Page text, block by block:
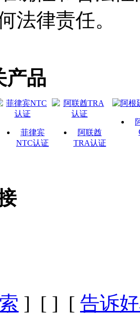
法律责任。
产品
菲律宾
NTC认证
阿联酋
TRA认证
] [ ] [ 告诉